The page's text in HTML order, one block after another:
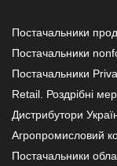
Постачальники
Постачальники
Постачальники
Retail. Роздрібні
Дистрибутори
Агропромисловий
Постачальники